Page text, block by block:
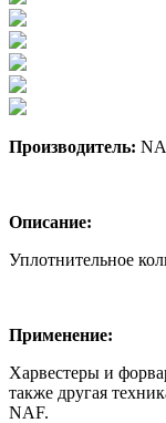
Производитель:
Описание:
Уплотнительное
Применение:
Харвестеры и
также другая
NAF.